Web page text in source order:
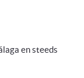
en steeds